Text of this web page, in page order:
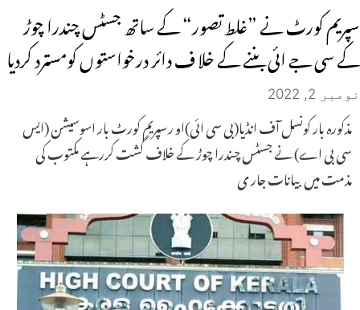
سپریم کورٹ نے ”غلط تصور“ کے ساتھ جسٹس چندرا چوڑ
کے سی جے ائی بننے کے خلا ف دائر درخواستوں کومسترد کردیا
نومبر 2, 2022
مذکورہ بار کونسل آف انڈیا(بی سی ائی)او رسپریم کورٹ بار اسوسیشن (ایس
سی بی اے) نے جسٹس چندرا چوڑ کے خلاف گشت کررہے مکتوب کی
مذمت میں بیانات جار ی